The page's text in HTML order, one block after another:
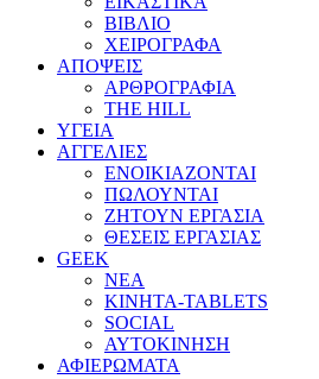
ΒΙΒΛΙΟ
ΧΕΙΡΟΓΡΑΦΑ
ΑΠΟΨΕΙΣ
ΑΡΘΡΟΓΡΑΦΙΑ
THE HILL
ΥΓΕΙΑ
ΑΓΓΕΛΙΕΣ
ΕΝΟΙΚΙΑΖΟΝΤΑΙ
ΠΩΛΟΥΝΤΑΙ
ΖΗΤΟΥΝ ΕΡΓΑΣΙΑ
ΘΕΣΕΙΣ ΕΡΓΑΣΙΑΣ
GEEK
ΝΕΑ
ΚΙΝΗΤΑ-TABLETS
SOCIAL
ΑΥΤΟΚΙΝΗΣΗ
ΑΦΙΕΡΩΜΑΤΑ